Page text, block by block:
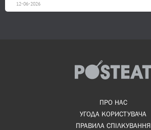
12-06-2026
ПРО НАС
УГОДА КОРИСТУВАЧА
ПРАВИЛА СПІЛКУВАННЯ